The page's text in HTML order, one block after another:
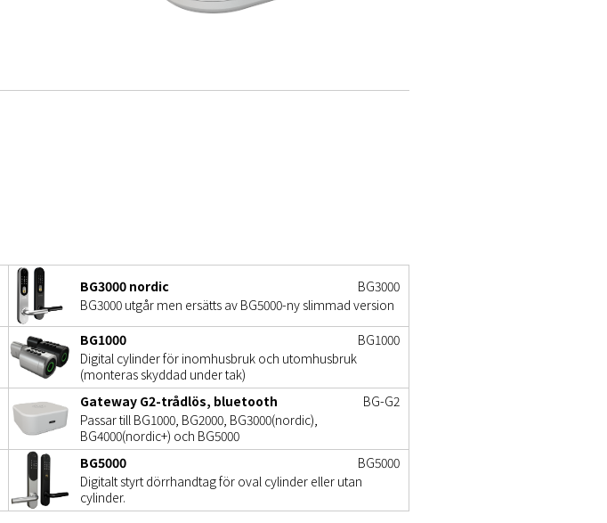
BG3000 nordic
BG3000
BG3000 utgår men ersätts av BG5000-ny slimmad version
BG1000
BG1000
Digital cylinder för inomhusbruk och utomhusbruk
(monteras skyddad under tak)
Gateway G2-trådlös, bluetooth
BG-G2
Passar till BG1000, BG2000, BG3000(nordic),
BG4000(nordic+) och BG5000
BG5000
BG5000
Digitalt styrt dörrhandtag för oval cylinder eller utan
cylinder.